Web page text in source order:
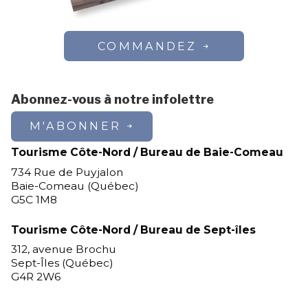
COMMANDEZ
Abonnez-vous à notre infolettre
M'ABONNER
Tourisme Côte-Nord / Bureau de Baie-Comeau
734 Rue de Puyjalon
Baie-Comeau (Québec)
G5C 1M8
Tourisme Côte-Nord / Bureau de Sept-îles
312, avenue Brochu
Sept-Îles (Québec)
G4R 2W6